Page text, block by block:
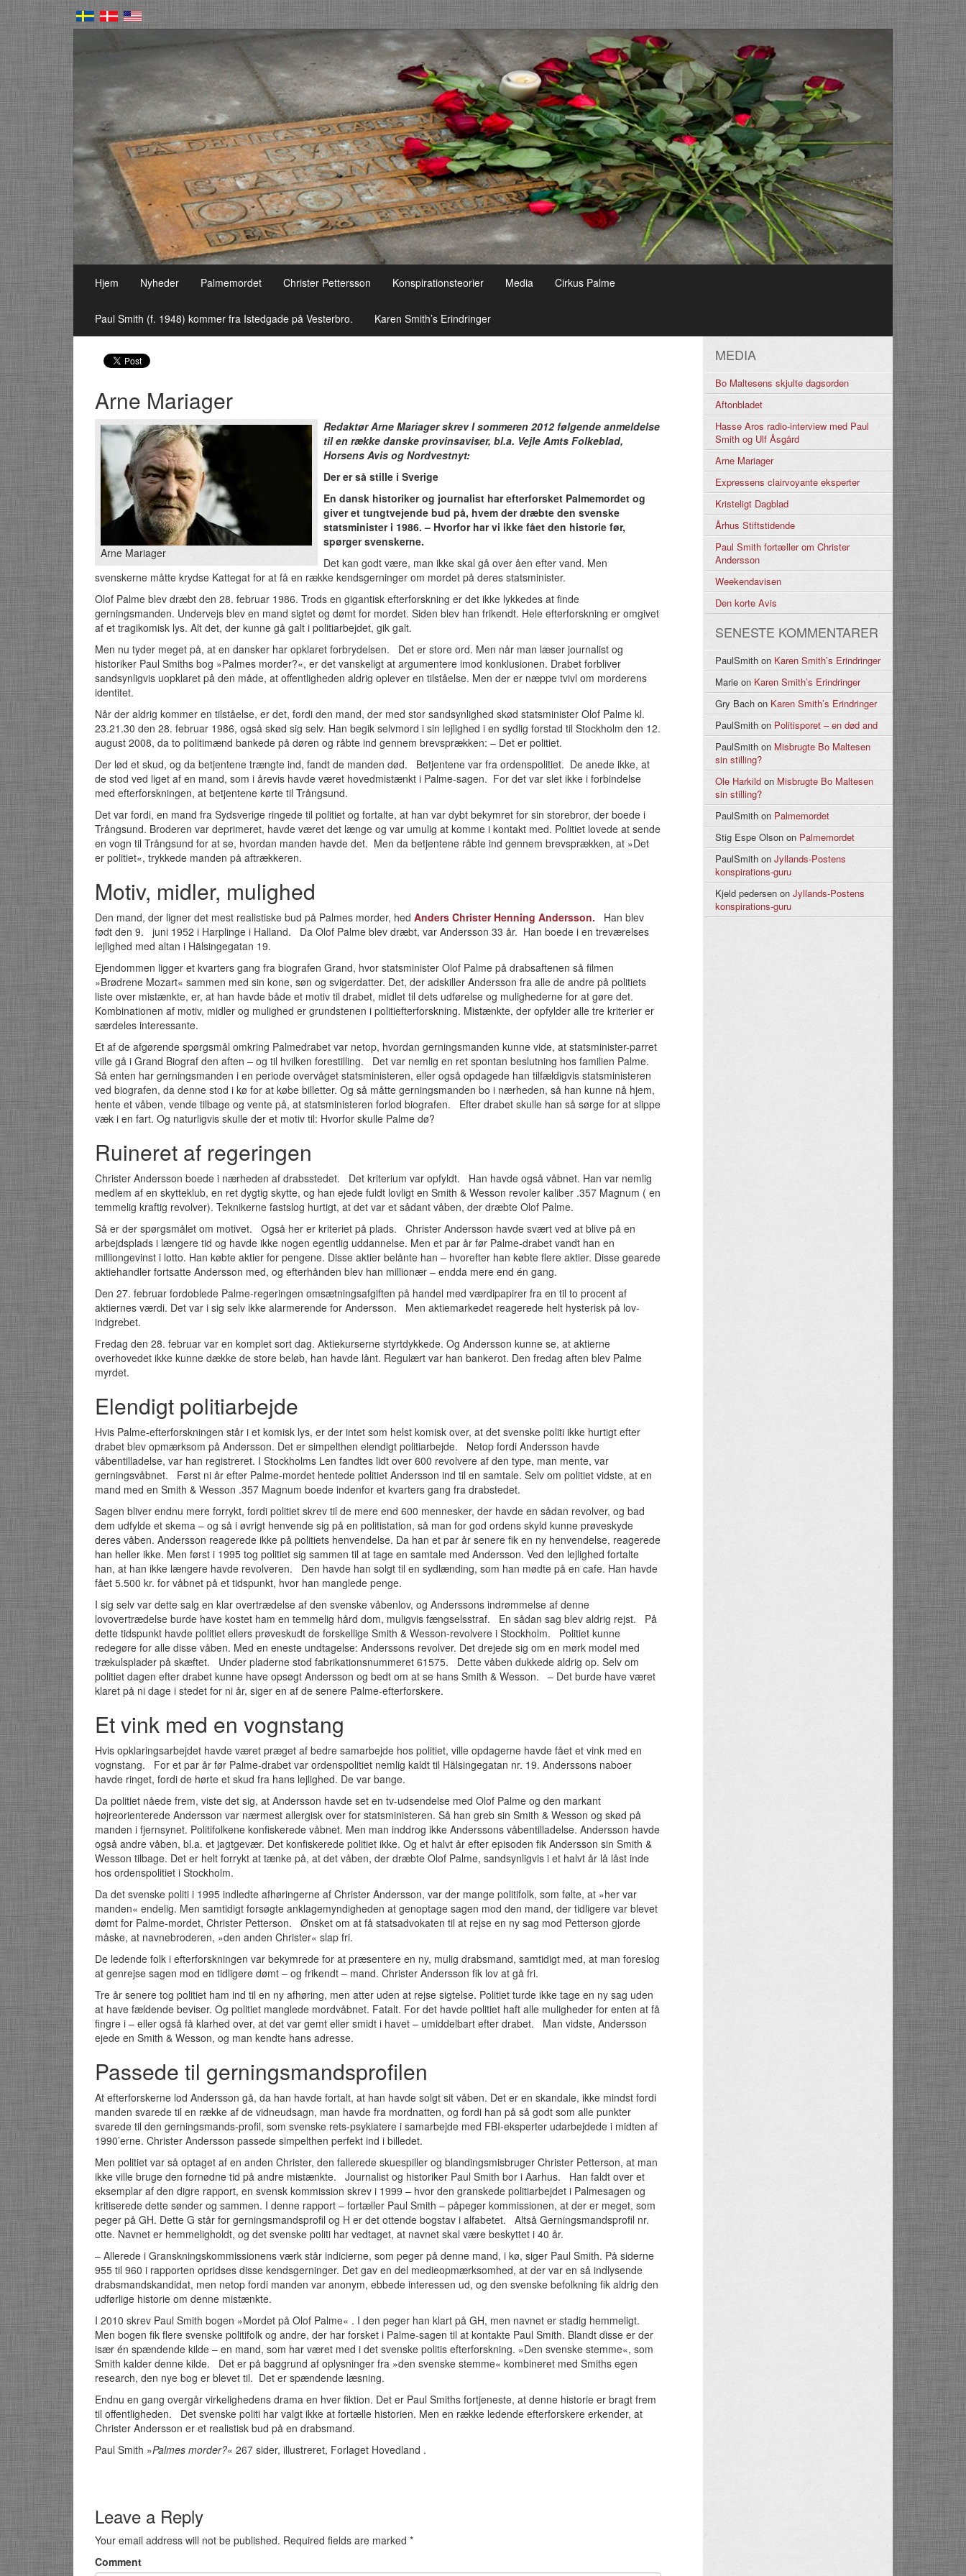
Hjem Nyheder Palmemordet Christer Pettersson Konspirationsteorier Media Cirkus Palme
Paul Smith (f. 1948) kommer fra Istedgade på Vesterbro. Karen Smith’s Erindringer
Arne Mariager
Arne Mariager
Redaktør Arne Mariager skrev I sommeren 2012 følgende anmeldelse
til en række danske provinsaviser, bl.a. Vejle Amts Folkeblad,
Horsens Avis og Nordvestnyt:
Der er så stille i Sverige
En dansk historiker og journalist har efterforsket Palmemordet og
giver et tungtvejende bud på, hvem der dræbte den svenske
statsminister i 1986. – Hvorfor har vi ikke fået den historie før,
spørger svenskerne.
Det kan godt være, man ikke skal gå over åen efter vand. Men
svenskerne måtte krydse Kattegat for at få en række kendsgerninger om mordet på deres statsminister.
Olof Palme blev dræbt den 28. februar 1986. Trods en gigantisk efterforskning er det ikke lykkedes at finde
gerningsmanden. Undervejs blev en mand sigtet og dømt for mordet. Siden blev han frikendt. Hele efterforskning er omgivet
af et tragikomisk lys. Alt det, der kunne gå galt i politiarbejdet, gik galt.
Men nu tyder meget på, at en dansker har opklaret forbrydelsen. Det er store ord. Men når man læser journalist og
historiker Paul Smiths bog »Palmes morder?«, er det vanskeligt at argumentere imod konklusionen. Drabet forbliver
sandsynligvis uopklaret på den måde, at offentligheden aldrig oplever en tilståelse. Men der er næppe tvivl om morderens
identitet.
Når der aldrig kommer en tilståelse, er det, fordi den mand, der med stor sandsynlighed skød statsminister Olof Palme kl.
23.21.30 den 28. februar 1986, også skød sig selv. Han begik selvmord i sin lejlighed i en sydlig forstad til Stockholm den 12.
august 2008, da to politimænd bankede på døren og råbte ind gennem brevsprækken: – Det er politiet.
Der lød et skud, og da betjentene trængte ind, fandt de manden død. Betjentene var fra ordenspolitiet. De anede ikke, at
de stod ved liget af en mand, som i årevis havde været hovedmistænkt i Palme-sagen. For det var slet ikke i forbindelse
med efterforskningen, at betjentene kørte til Trångsund.
Det var fordi, en mand fra Sydsverige ringede til politiet og fortalte, at han var dybt bekymret for sin storebror, der boede i
Trångsund. Broderen var deprimeret, havde været det længe og var umulig at komme i kontakt med. Politiet lovede at sende
en vogn til Trångsund for at se, hvordan manden havde det. Men da betjentene råbte ind gennem brevsprækken, at »Det
er politiet«, trykkede manden på aftrækkeren.
Motiv, midler, mulighed
Den mand, der ligner det mest realistiske bud på Palmes morder, hed Anders Christer Henning Andersson. Han blev
født den 9. juni 1952 i Harplinge i Halland. Da Olof Palme blev dræbt, var Andersson 33 år. Han boede i en treværelses
lejlighed med altan i Hälsingegatan 19.
Ejendommen ligger et kvarters gang fra biografen Grand, hvor statsminister Olof Palme på drabsaftenen så filmen
»Brødrene Mozart« sammen med sin kone, søn og svigerdatter. Det, der adskiller Andersson fra alle de andre på politiets
liste over mistænkte, er, at han havde både et motiv til drabet, midlet til dets udførelse og mulighederne for at gøre det.
Kombinationen af motiv, midler og mulighed er grundstenen i politiefterforskning. Mistænkte, der opfylder alle tre kriterier er
særdeles interessante.
Et af de afgørende spørgsmål omkring Palmedrabet var netop, hvordan gerningsmanden kunne vide, at statsminister-parret
ville gå i Grand Biograf den aften – og til hvilken forestilling. Det var nemlig en ret spontan beslutning hos familien Palme.
Så enten har gerningsmanden i en periode overvåget statsministeren, eller også opdagede han tilfældigvis statsministeren
ved biografen, da denne stod i kø for at købe billetter. Og så måtte gerningsmanden bo i nærheden, så han kunne nå hjem,
hente et våben, vende tilbage og vente på, at statsministeren forlod biografen. Efter drabet skulle han så sørge for at slippe
væk i en fart. Og naturligvis skulle der et motiv til: Hvorfor skulle Palme dø?
Ruineret af regeringen
Christer Andersson boede i nærheden af drabsstedet. Det kriterium var opfyldt. Han havde også våbnet. Han var nemlig
medlem af en skytteklub, en ret dygtig skytte, og han ejede fuldt lovligt en Smith & Wesson revoler kaliber .357 Magnum ( en
temmelig kraftig revolver). Teknikerne fastslog hurtigt, at det var et sådant våben, der dræbte Olof Palme.
Så er der spørgsmålet om motivet. Også her er kriteriet på plads. Christer Andersson havde svært ved at blive på en
arbejdsplads i længere tid og havde ikke nogen egentlig uddannelse. Men et par år før Palme-drabet vandt han en
milliongevinst i lotto. Han købte aktier for pengene. Disse aktier belånte han – hvorefter han købte flere aktier. Disse gearede
aktiehandler fortsatte Andersson med, og efterhånden blev han millionær – endda mere end én gang.
Den 27. februar fordoblede Palme-regeringen omsætningsafgiften på handel med værdipapirer fra en til to procent af
aktiernes værdi. Det var i sig selv ikke alarmerende for Andersson. Men aktiemarkedet reagerede helt hysterisk på lov-
indgrebet.
Fredag den 28. februar var en komplet sort dag. Aktiekurserne styrtdykkede. Og Andersson kunne se, at aktierne
overhovedet ikke kunne dække de store beløb, han havde lånt. Regulært var han bankerot. Den fredag aften blev Palme
myrdet.
Elendigt politiarbejde
Hvis Palme-efterforskningen står i et komisk lys, er der intet som helst komisk over, at det svenske politi ikke hurtigt efter
drabet blev opmærksom på Andersson. Det er simpelthen elendigt politiarbejde. Netop fordi Andersson havde
våbentilladelse, var han registreret. I Stockholms Len fandtes lidt over 600 revolvere af den type, man mente, var
gerningsvåbnet. Først ni år efter Palme-mordet hentede politiet Andersson ind til en samtale. Selv om politiet vidste, at en
mand med en Smith & Wesson .357 Magnum boede indenfor et kvarters gang fra drabstedet.
Sagen bliver endnu mere forrykt, fordi politiet skrev til de mere end 600 mennesker, der havde en sådan revolver, og bad
dem udfylde et skema – og så i øvrigt henvende sig på en politistation, så man for god ordens skyld kunne prøveskyde
deres våben. Andersson reagerede ikke på politiets henvendelse. Da han et par år senere fik en ny henvendelse, reagerede
han heller ikke. Men først i 1995 tog politiet sig sammen til at tage en samtale med Andersson. Ved den lejlighed fortalte
han, at han ikke længere havde revolveren. Den havde han solgt til en sydlænding, som han mødte på en cafe. Han havde
fået 5.500 kr. for våbnet på et tidspunkt, hvor han manglede penge.
I sig selv var dette salg en klar overtrædelse af den svenske våbenlov, og Anderssons indrømmelse af denne
lovovertrædelse burde have kostet ham en temmelig hård dom, muligvis fængselsstraf. En sådan sag blev aldrig rejst. På
dette tidspunkt havde politiet ellers prøveskudt de forskellige Smith & Wesson-revolvere i Stockholm. Politiet kunne
redegøre for alle disse våben. Med en eneste undtagelse: Anderssons revolver. Det drejede sig om en mørk model med
trækulsplader på skæftet. Under pladerne stod fabrikationsnummeret 61575. Dette våben dukkede aldrig op. Selv om
politiet dagen efter drabet kunne have opsøgt Andersson og bedt om at se hans Smith & Wesson. – Det burde have været
klaret på ni dage i stedet for ni år, siger en af de senere Palme-efterforskere.
Et vink med en vognstang
Hvis opklaringsarbejdet havde været præget af bedre samarbejde hos politiet, ville opdagerne havde fået et vink med en
vognstang. For et par år før Palme-drabet var ordenspolitiet nemlig kaldt til Hälsingegatan nr. 19. Anderssons naboer
havde ringet, fordi de hørte et skud fra hans lejlighed. De var bange.
Da politiet nåede frem, viste det sig, at Andersson havde set en tv-udsendelse med Olof Palme og den markant
højreorienterede Andersson var nærmest allergisk over for statsministeren. Så han greb sin Smith & Wesson og skød på
manden i fjernsynet. Politifolkene konfiskerede våbnet. Men man inddrog ikke Anderssons våbentilladelse. Andersson havde
også andre våben, bl.a. et jagtgevær. Det konfiskerede politiet ikke. Og et halvt år efter episoden fik Andersson sin Smith &
Wesson tilbage. Det er helt forrykt at tænke på, at det våben, der dræbte Olof Palme, sandsynligvis i et halvt år lå låst inde
hos ordenspolitiet i Stockholm.
Da det svenske politi i 1995 indledte afhøringerne af Christer Andersson, var der mange politifolk, som følte, at »her var
manden« endelig. Men samtidigt forsøgte anklagemyndigheden at genoptage sagen mod den mand, der tidligere var blevet
dømt for Palme-mordet, Christer Petterson. Ønsket om at få statsadvokaten til at rejse en ny sag mod Petterson gjorde
måske, at navnebroderen, »den anden Christer« slap fri.
De ledende folk i efterforskningen var bekymrede for at præsentere en ny, mulig drabsmand, samtidigt med, at man foreslog
at genrejse sagen mod en tidligere dømt – og frikendt – mand. Christer Andersson fik lov at gå fri.
Tre år senere tog politiet ham ind til en ny afhøring, men atter uden at rejse sigtelse. Politiet turde ikke tage en ny sag uden
at have fældende beviser. Og politiet manglede mordvåbnet. Fatalt. For det havde politiet haft alle muligheder for enten at få
fingre i – eller også få klarhed over, at det var gemt eller smidt i havet – umiddelbart efter drabet. Man vidste, Andersson
ejede en Smith & Wesson, og man kendte hans adresse.
Passede til gerningsmandsprofilen
At efterforskerne lod Andersson gå, da han havde fortalt, at han havde solgt sit våben. Det er en skandale, ikke mindst fordi
manden svarede til en række af de vidneudsagn, man havde fra mordnatten, og fordi han på så godt som alle punkter
svarede til den gerningsmands-profil, som svenske rets-psykiatere i samarbejde med FBI-eksperter udarbejdede i midten af
1990’erne. Christer Andersson passede simpelthen perfekt ind i billedet.
Men politiet var så optaget af en anden Christer, den fallerede skuespiller og blandingsmisbruger Christer Petterson, at man
ikke ville bruge den fornødne tid på andre mistænkte. Journalist og historiker Paul Smith bor i Aarhus. Han faldt over et
eksemplar af den digre rapport, en svensk kommission skrev i 1999 – hvor den granskede politiarbejdet i Palmesagen og
kritiserede dette sønder og sammen. I denne rapport – fortæller Paul Smith – påpeger kommissionen, at der er meget, som
peger på GH. Dette G står for gerningsmandsprofil og H er det ottende bogstav i alfabetet. Altså Gerningsmandsprofil nr.
otte. Navnet er hemmeligholdt, og det svenske politi har vedtaget, at navnet skal være beskyttet i 40 år.
– Allerede i Granskningskommissionens værk står indicierne, som peger på denne mand, i kø, siger Paul Smith. På siderne
955 til 960 i rapporten opridses disse kendsgerninger. Det gav en del medieopmærksomhed, at der var en så indlysende
drabsmandskandidat, men netop fordi manden var anonym, ebbede interessen ud, og den svenske befolkning fik aldrig den
udførlige historie om denne mistænkte.
I 2010 skrev Paul Smith bogen »Mordet på Olof Palme« . I den peger han klart på GH, men navnet er stadig hemmeligt.
Men bogen fik flere svenske politifolk og andre, der har forsket i Palme-sagen til at kontakte Paul Smith. Blandt disse er der
især én spændende kilde – en mand, som har været med i det svenske politis efterforskning. »Den svenske stemme«, som
Smith kalder denne kilde. Det er på baggrund af oplysninger fra »den svenske stemme« kombineret med Smiths egen
research, den nye bog er blevet til. Det er spændende læsning.
Endnu en gang overgår virkelighedens drama en hver fiktion. Det er Paul Smiths fortjeneste, at denne historie er bragt frem
til offentligheden. Det svenske politi har valgt ikke at fortælle historien. Men en række ledende efterforskere erkender, at
Christer Andersson er et realistisk bud på en drabsmand.
Paul Smith »Palmes morder?« 267 sider, illustreret, Forlaget Hovedland .
Leave a Reply
Your email address will not be published. Required fields are marked *
Comment
MEDIA
Bo Maltesens skjulte dagsorden
Aftonbladet
Hasse Aros radio-interview med Paul
Smith og Ulf Åsgård
Arne Mariager
Expressens clairvoyante eksperter
Kristeligt Dagblad
Århus Stiftstidende
Paul Smith fortæller om Christer
Andersson
Weekendavisen
Den korte Avis
SENESTE KOMMENTARER
PaulSmithon Karen Smith’s Erindringer
Marieon Karen Smith’s Erindringer
Gry Bachon Karen Smith’s Erindringer
PaulSmithon Politisporet – en død and
PaulSmithon Misbrugte Bo Maltesen
sin stilling?
Ole Harkildon Misbrugte Bo Maltesen
sin stilling?
PaulSmithon Palmemordet
Stig Espe Olsonon Palmemordet
PaulSmithon Jyllands-Postens
konspirations-guru
Kjeld pedersenon Jyllands-Postens
konspirations-guru